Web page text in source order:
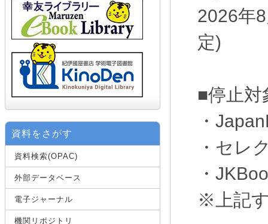
資料をさがす
資料検索(OPAC)
外部データベース
電子ジャーナル
機関リポジトリ
2026年
定)
■停止対
・
・セレ
・
※上記